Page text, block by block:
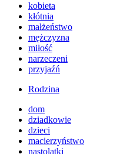
kobieta
kłótnia
małżeństwo
mężczyzna
miłość
narzeczeni
przyjaźń
Rodzina
dom
dziadkowie
dzieci
macierzyństwo
nastolatki